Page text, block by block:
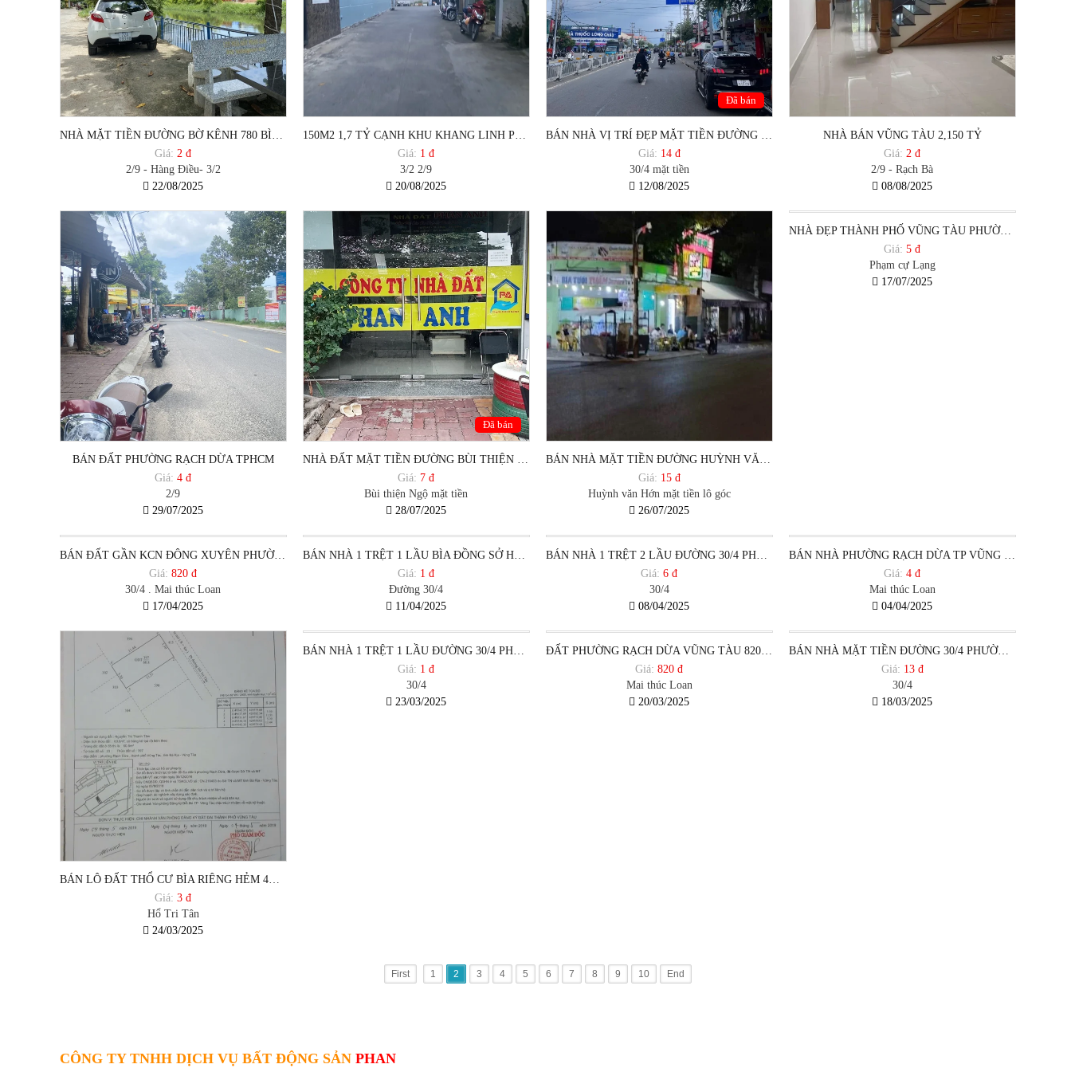
NHÀ MẶT TIỀN ĐƯỜNG BỜ KÊNH 780 BÌNH GIÃ CẦN BÁN
Giá: 2 đ
2/9 - Hàng Điều- 3/2
22/08/2025
150M2 1,7 TỶ CẠNH KHU KHANG LINH PHƯỜNG 10 VŨNG TÀU
Giá: 1 đ
3/2 2/9
20/08/2025
Đã bán
BÁN NHÀ VỊ TRÍ ĐẸP MẶT TIỀN ĐƯỜNG 30.4 NGAY CỔNG KCN ĐÔNG XUYÊN TP VŨNG TÀU
Giá: 14 đ
30/4 mặt tiền
12/08/2025
NHÀ BÁN VŨNG TÀU 2,150 TỶ
Giá: 2 đ
2/9 - Rạch Bà
08/08/2025
BÁN ĐẤT PHƯỜNG RẠCH DỪA TPHCM
Giá: 4 đ
2/9
29/07/2025
Đã bán
NHÀ ĐẤT MẶT TIỀN ĐƯỜNG BÙI THIỆN NGỘ PHƯỜNG RẠCH DỪA TPHCM
Giá: 7 đ
Bùi thiện Ngộ mặt tiền
28/07/2025
BÁN NHÀ MẶT TIỀN ĐƯỜNG HUỲNH VĂN HỚN KHU KHANG LINH PHƯỜNG RẠCH DỪA TP HCM
Giá: 15 đ
Huỳnh văn Hớn mặt tiền lô góc
26/07/2025
NHÀ ĐẸP THÀNH PHỐ VŨNG TÀU PHƯỜNG RẠCH DỪA
Giá: 5 đ
Phạm cự Lạng
17/07/2025
BÁN ĐẤT GẦN KCN ĐÔNG XUYÊN PHƯỜNG RẠCH DỪA TPVT
Giá: 820 đ
30/4 . Mai thúc Loan
17/04/2025
BÁN NHÀ 1 TRỆT 1 LẦU BÌA ĐỒNG SỞ HỮU CÓ THỔ CƯ PHƯỜNG RẠCH DỪA, TP VŨNG TÀU.
Giá: 1 đ
Đường 30/4
11/04/2025
BÁN NHÀ 1 TRỆT 2 LẦU ĐƯỜNG 30/4 PHƯỜNG RẠCH DỪA, TP VŨNG TÀU.
Giá: 6 đ
30/4
08/04/2025
BÁN NHÀ PHƯỜNG RẠCH DỪA TP VŨNG TÀU
Giá: 4 đ
Mai thúc Loan
04/04/2025
BÁN LÔ ĐẤT THỔ CƯ BÌA RIÊNG HẺM 4M ĐƯỜNG HỒ TRI TÂN, PHƯỜNG RẠCH DỪA TP VŨNG TÀU.
Giá: 3 đ
Hổ Tri Tân
24/03/2025
BÁN NHÀ 1 TRỆT 1 LẦU ĐƯỜNG 30/4 PHƯỜNG RẠCH DỪA ,TP VŨNG TÀU.
Giá: 1 đ
30/4
23/03/2025
ĐẤT PHƯỜNG RẠCH DỪA VŨNG TÀU 820 TRIỆU
Giá: 820 đ
Mai thúc Loan
20/03/2025
BÁN NHÀ MẶT TIỀN ĐƯỜNG 30/4 PHƯỜNG RẠCH DỪA TP VŨNG TÀU.
Giá: 13 đ
30/4
18/03/2025
First 1 2 3 4 5 6 7 8 9 10 End
CÔNG TY TNHH DỊCH VỤ BẤT ĐỘNG SẢNPHAN